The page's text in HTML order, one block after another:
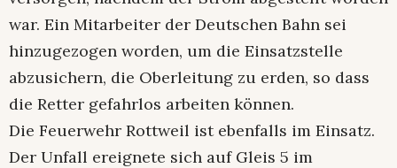
war. Ein Mitarbeiter der Deutschen Bahn sei
hinzugezogen worden, um die Einsatzstelle
abzusichern, die Oberleitung zu erden, so dass
die Retter gefahrlos arbeiten können.
Die Feuerwehr Rottweil ist ebenfalls im Einsatz.
Der Unfall ereignete sich auf Gleis 5 im